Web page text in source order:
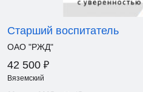
Старший воспитатель
ОАО "РЖД"
42 500 ₽
Вяземский